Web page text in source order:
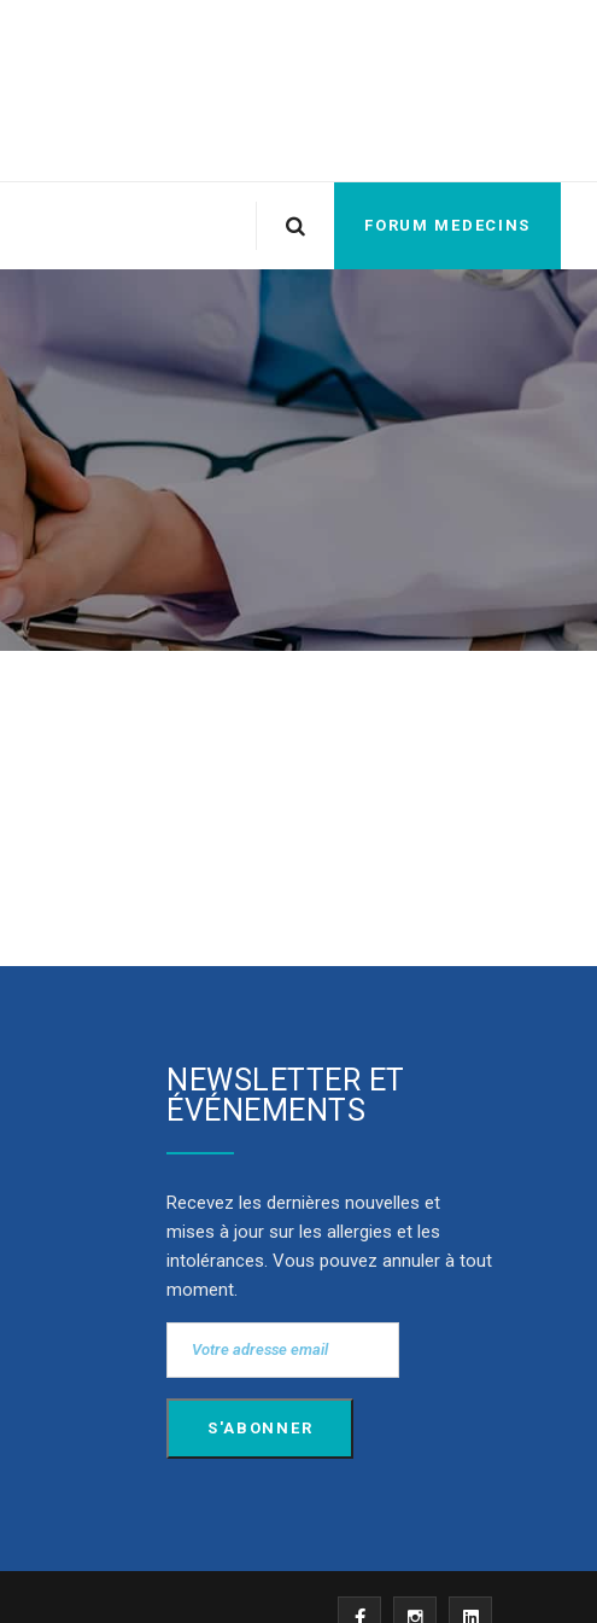
FORUM MEDECINS
NEWSLETTER ET
ÉVÉNEMENTS
Recevez les dernières nouvelles et
mises à jour sur les allergies et les
intolérances. Vous pouvez annuler à tout
moment.